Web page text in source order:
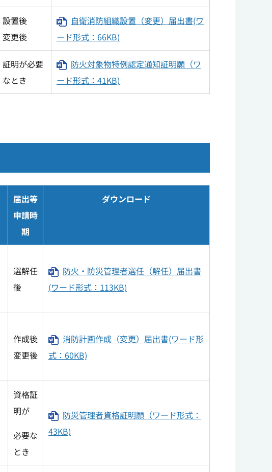
設置後
変更後
自衛消防組織設置（変更）届出書(ワ
ード形式：66KB)
証明が必要
なとき
防火対象物特例認定通知証明願（ワ
ード形式：41KB)
届出等
申請時
期
ダウンロード
選解任
後
防火・防災管理者選任（解任）届出書
(ワード形式：113KB)
作成後
変更後
消防計画作成（変更）届出書(ワード形
式：60KB)
資格証
明が
必要な
とき
防災管理者資格証明願（ワード形式：
43KB)